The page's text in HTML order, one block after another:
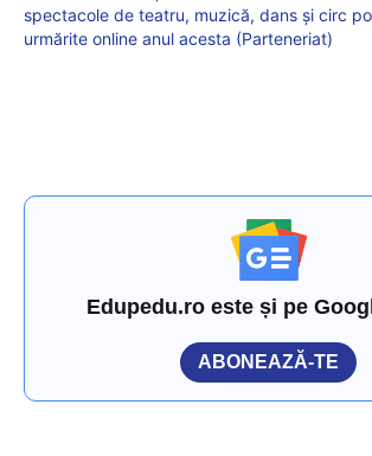
spectacole de teatru, muzică, dans și circ
urmărite online anul acesta (Parteneriat)
Edupedu.ro este și pe
ABONEAZĂ-TE